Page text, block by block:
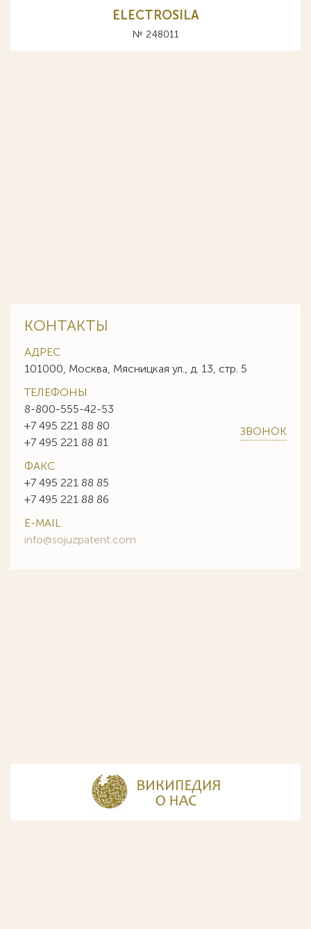
ELECTROSILA
№ 248011
КОНТАКТЫ
АДРЕС
101000, Москва, Мясницкая ул., д. 13, стр. 5
ТЕЛЕФОНЫ
8-800-555-42-53
+7 495 221 88 80
+7 495 221 88 81
ЗВОНОК
ФАКС
+7 495 221 88 85
+7 495 221 88 86
E-MAIL
info@sojuzpatent.com